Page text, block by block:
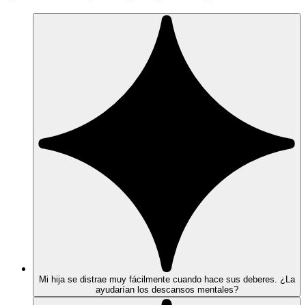
Mi hija se distrae muy fácilmente cuando hace sus deberes. ¿La
ayudarían los descansos mentales?